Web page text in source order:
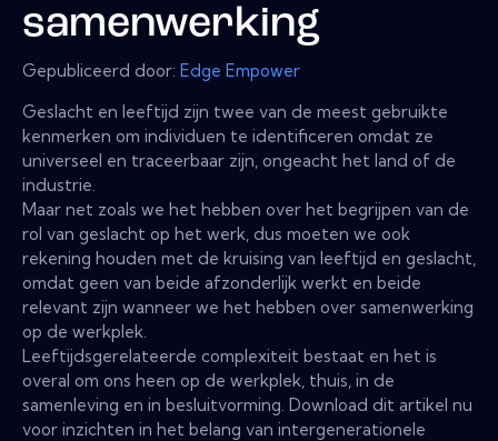
samenwerking
Gepubliceerd door: Edge Empower
Geslacht en leeftijd zijn twee van de meest gebruikte
kenmerken om individuen te identificeren omdat ze
universeel en traceerbaar zijn, ongeacht het land of de
industrie.
Maar net zoals we het hebben over het begrijpen van de
rol van geslacht op het werk, dus moeten we ook
rekening houden met de kruising van leeftijd en geslacht,
omdat geen van beide afzonderlijk werkt en beide
relevant zijn wanneer we het hebben over samenwerking
op de werkplek.
Leeftijdsgerelateerde complexiteit bestaat en het is
overal om ons heen op de werkplek, thuis, in de
samenleving en in besluitvorming. Download dit artikel nu
voor inzichten in het belang van intergenerationele